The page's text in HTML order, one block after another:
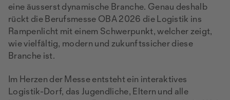
eine äusserst dynamische Branche. Genau deshalb
rückt die Berufsmesse OBA 2026 die Logistik ins
Rampenlicht mit einem Schwerpunkt, welcher zeigt,
wie vielfältig, modern und zukunftssicher diese
Branche ist.
Im Herzen der Messe entsteht ein interaktives
Logistik-Dorf, das Jugendliche, Eltern und alle